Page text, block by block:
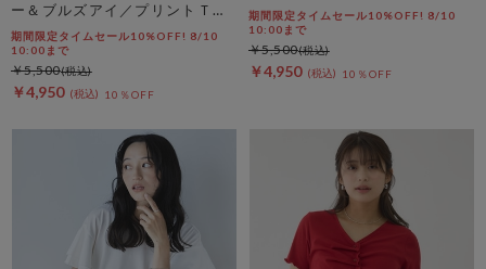
ー＆ブルズアイ／プリントＴチ
ャコール
期間限定タイムセール10%OFF! 8/10
10:00まで
￥4,950 10％OFF
￥5,500
期間限定タイムセール10%OFF! 8/10
10:00まで
￥4,950 10％OFF
￥5,500